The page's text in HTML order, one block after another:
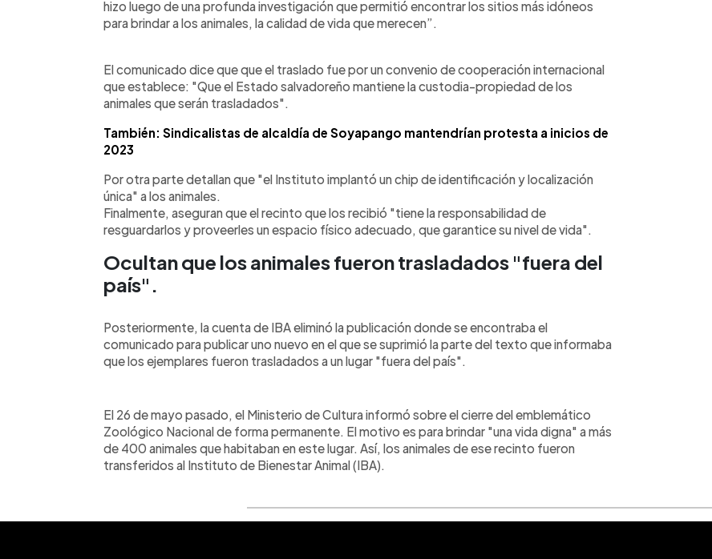
hizo luego de una profunda investigación que permitió encontrar los sitios más idóneos
para brindar a los animales, la calidad de vida que merecen”.
El comunicado dice que que el traslado fue por un convenio de cooperación internacional
que establece: "Que el Estado salvadoreño mantiene la custodia-propiedad de los
animales que serán trasladados".
También: Sindicalistas de alcaldía de Soyapango mantendrían protesta a inicios de
2023
Por otra parte detallan que "el Instituto implantó un chip de identificación y localización
única" a los animales.
Finalmente, aseguran que el recinto que los recibió "tiene la responsabilidad de
resguardarlos y proveerles un espacio físico adecuado, que garantice su nivel de vida".
Ocultan que los animales fueron trasladados "fuera del
país".
Posteriormente, la cuenta de IBA eliminó la publicación donde se encontraba el
comunicado para publicar uno nuevo en el que se suprimió la parte del texto que informaba
que los ejemplares fueron trasladados a un lugar "fuera del país".
El 26 de mayo pasado, el Ministerio de Cultura informó sobre el cierre del emblemático
Zoológico Nacional de forma permanente. El motivo es para brindar "una vida digna" a más
de 400 animales que habitaban en este lugar. Así, los animales de ese recinto fueron
transferidos al Instituto de Bienestar Animal (IBA).